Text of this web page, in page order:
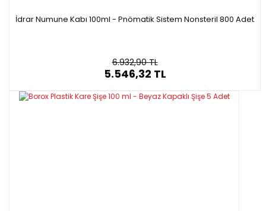
İdrar Numune Kabı 100ml - Pnömatik Sistem Nonsteril 800 Adet
6.932,90 TL
5.546,32 TL